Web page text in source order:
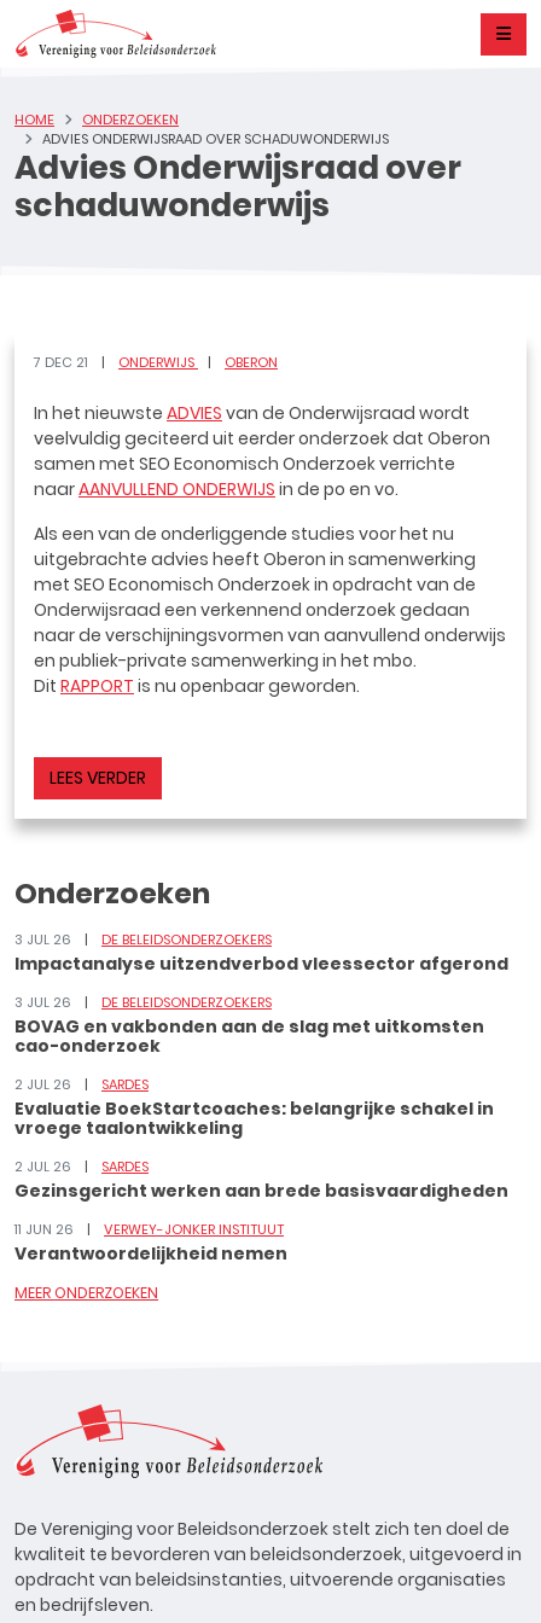
Advies Onderwijsraad over
schaduwonderwijs
HOME
ONDERZOEKEN
ADVIES ONDERWIJSRAAD OVER SCHADUWONDERWIJS
7 DEC 21 ONDERWIJS OBERON
In het nieuwste ADVIES van de Onderwijsraad wordt
veelvuldig geciteerd uit eerder onderzoek dat Oberon
samen met SEO Economisch Onderzoek verrichte
naarAANVULLEND ONDERWIJS in de po en vo.
Als een van de onderliggende studies voor het nu
uitgebrachte advies heeft Oberon in samenwerking
met SEO Economisch Onderzoek in opdracht van de
Onderwijsraad een verkennend onderzoek gedaan
naar de verschijningsvormen van aanvullend onderwijs
en publiek-private samenwerking in het mbo.
Dit RAPPORT is nu openbaar geworden.
LEES VERDER
Onderzoeken
3 JUL 26 DE BELEIDSONDERZOEKERS
Impactanalyse uitzendverbod vleessector afgerond
3 JUL 26 DE BELEIDSONDERZOEKERS
BOVAG en vakbonden aan de slag met uitkomsten
cao-onderzoek
2 JUL 26 SARDES
Evaluatie BoekStartcoaches: belangrijke schakel in
vroege taalontwikkeling
2 JUL 26 SARDES
Gezinsgericht werken aan brede basisvaardigheden
11 JUN 26 VERWEY-JONKER INSTITUUT
Verantwoordelijkheid nemen
MEER ONDERZOEKEN
De Vereniging voor Beleidsonderzoek stelt zich ten doel de
kwaliteit te bevorderen van beleidsonderzoek, uitgevoerd in
opdracht van beleidsinstanties, uitvoerende organisaties
en bedrijfsleven.